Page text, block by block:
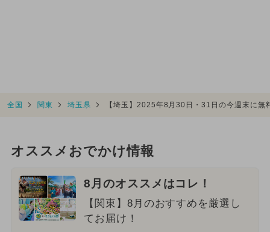
全国 関東 埼玉県 【埼玉】2025年8月30日・31日の今週末に無
オススメおでかけ情報
8月のオススメはコレ！
【関東】8月のおすすめを厳選し
てお届け！